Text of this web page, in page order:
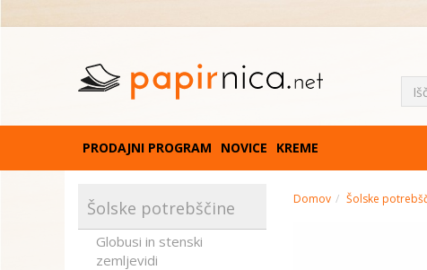
PRODAJNI PROGRAM NOVICE KREME
Šolske potrebščine
Globusi in stenski
zemljevidi
Domov Šolske